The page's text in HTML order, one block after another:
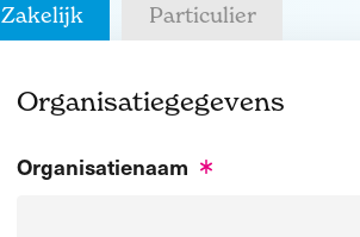
Zakelijk Particulier
Organisatiegegevens
Organisatienaam